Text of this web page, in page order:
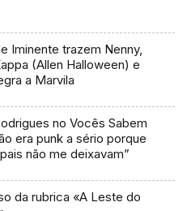
Iminente trazem Nenny,
(Allen Halloween) e
a Marvila
no Vocês Sabem
era punk a sério porque
não me deixavam”
da rubrica «A Leste do